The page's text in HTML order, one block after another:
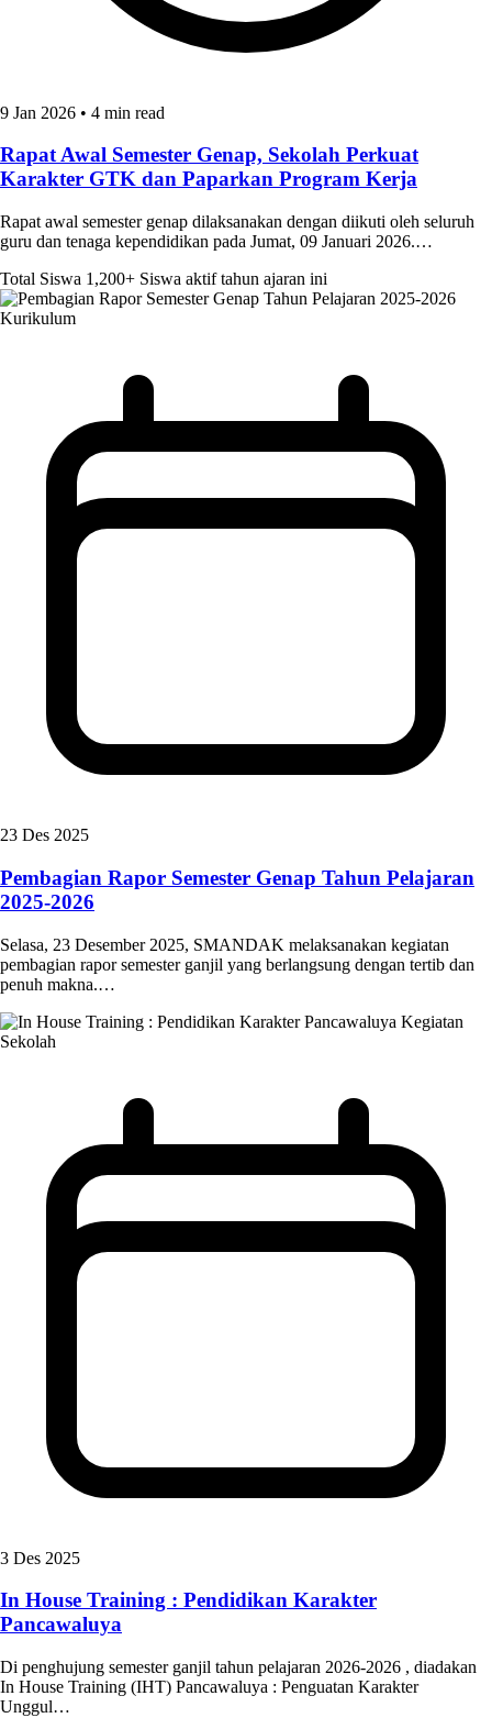
9 Jan 2026 • 4 min read
Rapat Awal Semester Genap, Sekolah Perkuat
Karakter GTK dan Paparkan Program Kerja
Rapat awal semester genap dilaksanakan dengan diikuti oleh seluruh
guru dan tenaga kependidikan pada Jumat, 09 Januari 2026.…
Total Siswa 1,200+ Siswa aktif tahun ajaran ini
Kurikulum
23 Des 2025
Pembagian Rapor Semester Genap Tahun Pelajaran
2025-2026
Selasa, 23 Desember 2025, SMANDAK melaksanakan kegiatan
pembagian rapor semester ganjil yang berlangsung dengan tertib dan
penuh makna.…
Kegiatan
Sekolah
3 Des 2025
In House Training : Pendidikan Karakter
Pancawaluya
Di penghujung semester ganjil tahun pelajaran 2026-2026 , diadakan
In House Training (IHT) Pancawaluya : Penguatan Karakter
Unggul…